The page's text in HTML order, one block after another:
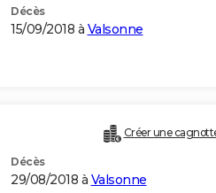
Décès
15/09/2018 à Valsonne
Créer une
Décès
29/08/2018 à Valsonne